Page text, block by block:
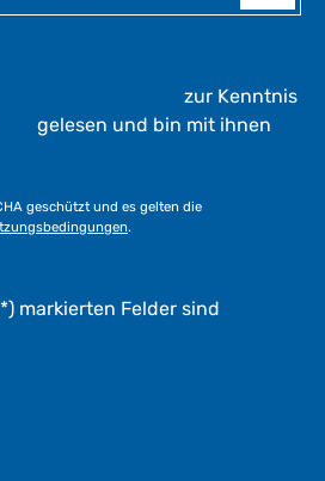
zur Kenntnis
gelesen und bin mit ihnen
geschützt und es gelten die
.
markierten Felder sind